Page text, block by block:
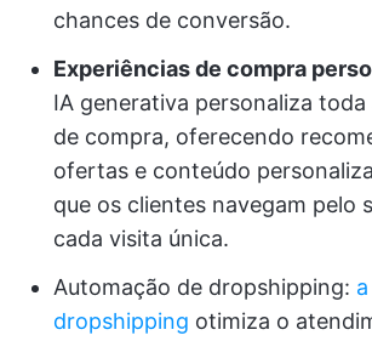
chances de conversão.
Experiências de compra
IA generativa personaliza toda
de compra, oferecendo
ofertas e conteúdo
que os clientes navegam pelo
cada visita única.
Automação de dropshipping:
dropshipping otimiza o